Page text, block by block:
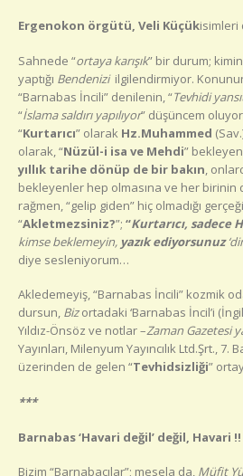
Ergenokon örgütü, Veli Küçükisimleri
Sahnede “ortaya karışık” bir durum;
yaptığı Bendeniziilgilendirmiyor.
“Barnabas İncili” denilenin, “Tevhidi
“İslama saldırı yapılıyor” düşüncem
“Kurtarıcı” olarak Hz.Muhammed
olarak, “Nüzül-i isa ve Mehdi”
yıllık tarihe dönüp de bir bakın,
bekleyenler hep olmasına ve her birinin
rağmen, “gelip giden” hiç olmadığı
“Akletmezsiniz?”; “Kurtarıcı, sadece
kimse beklemeyin, yazık ediyorsunuz
diye sesleniyorum…
Akledemeyiş, “Barnabas İncili” kozmik
dursun, Bizortadaki ‘Barnabas İncil’i
Yıldız-Önsöz ve notlar –Zaman Gazetesi
Yayınları, Milenyum Yayıncılık Ltd.Şrt., 7.
üzerinden de gelen “Tevhidsizliği”
***
Barnabas ‘Havari değil’ değil, Havari !!
Bizim “Barnabacılar”; mesela da, Müfit